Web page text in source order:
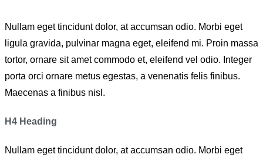
Nullam eget tincidunt dolor, at accumsan odio. Morbi eget
ligula gravida, pulvinar magna eget, eleifend mi. Proin massa
tortor, ornare sit amet commodo et, eleifend vel odio. Integer
porta orci ornare metus egestas, a venenatis felis finibus.
Maecenas a finibus nisl.
H4 Heading
Nullam eget tincidunt dolor, at accumsan odio. Morbi eget